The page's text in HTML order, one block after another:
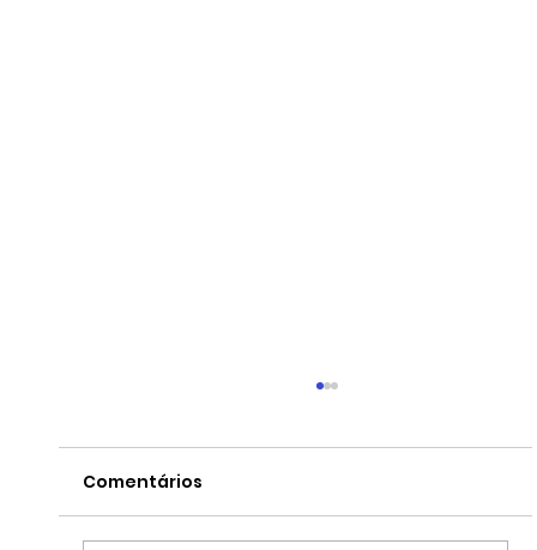
Comentários